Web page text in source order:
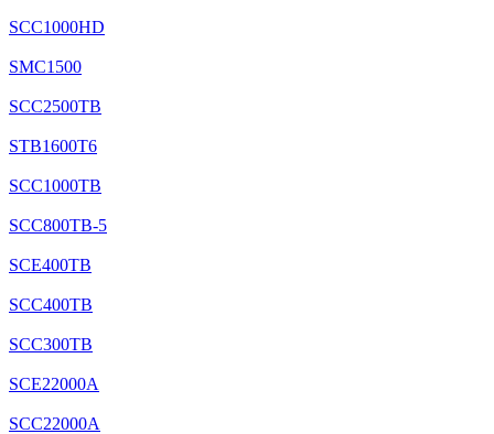
SCC1000HD
SMC1500
SCC2500TB
STB1600T6
SCC1000TB
SCC800TB-5
SCE400TB
SCC400TB
SCC300TB
SCE22000A
SCC22000A